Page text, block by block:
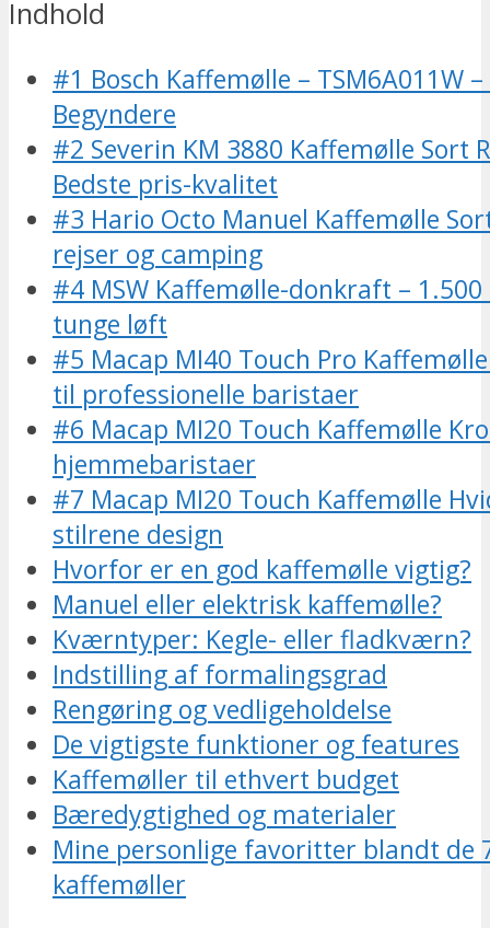
Indhold
#1 Bosch Kaffemølle – TSM6A011W
Begyndere
#2 Severin KM 3880 Kaffemølle Sort
Bedste pris-kvalitet
#3 Hario Octo Manuel Kaffemølle
rejser og camping
#4 MSW Kaffemølle-donkraft –
tunge løft
#5 Macap MI40 Touch Pro
til professionelle baristaer
#6 Macap MI20 Touch Kaffemølle
hjemmebaristaer
#7 Macap MI20 Touch Kaffemølle
stilrene design
Hvorfor er en god kaffemølle vigtig?
Manuel eller elektrisk kaffemølle?
Kværntyper: Kegle- eller fladkværn?
Indstilling af formalingsgrad
Rengøring og vedligeholdelse
De vigtigste funktioner og features
Kaffemøller til ethvert budget
Bæredygtighed og materialer
Mine personlige favoritter blandt de
kaffemøller